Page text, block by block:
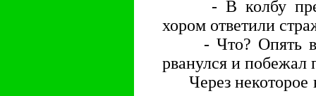
- В колбу
хором ответили
- Что? Опять в
рванулся и побежал
Чеpез некотоpое